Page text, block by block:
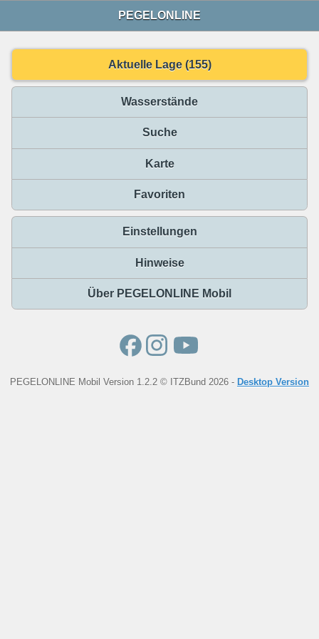
PEGELONLINE
Aktuelle Lage (155)
Wasserstände
Suche
Karte
Favoriten
Einstellungen
Hinweise
Über PEGELONLINE Mobil
PEGELONLINE Mobil Version 1.2.2 © ITZBund 2026 - Desktop Version